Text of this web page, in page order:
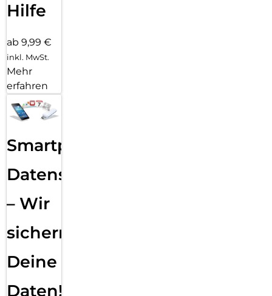
Hilfe
ab 9,99 €
inkl. MwSt.
Mehr
erfahren
Smartphone
Datensicherung
– Wir
sichern
Deine
Daten!